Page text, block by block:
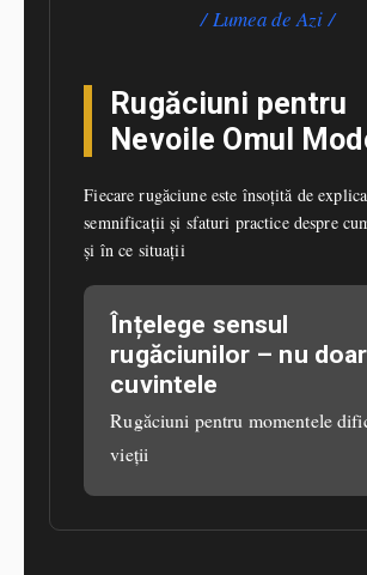
Lumea de Azi
Rugăciuni pentru
Nevoile Omul
Fiecare rugăciune este însoțită de
semnificații și sfaturi practice despre
și în ce situații
Înțelege sensul
rugăciunilor – nu doar
cuvintele
Rugăciuni pentru momentele
vieții